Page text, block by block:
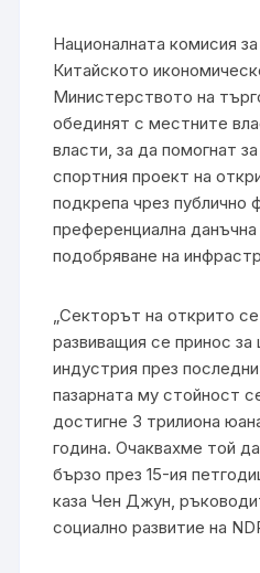
Националната комисия
Китайското
Министерството на
обединят с местните
власти, за да помогнат
спортния проект на
подкрепа чрез публично
преференциална данъчна
подобряване на
„Секторът на открито
развиващия се принос за
индустрия през
пазарната му стойност
достигне 3 трилиона
година. Очаквахме той
бързо през 15-ия
каза Чен Джун,
социално развитие на